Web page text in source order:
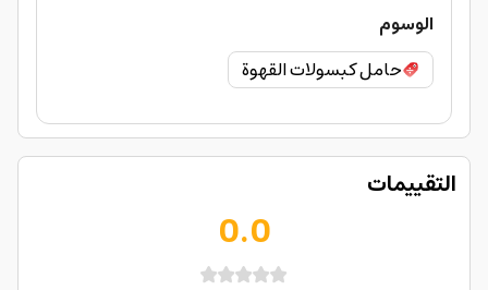
الوسوم
حامل كبسولات القهوة
التقييمات
0.0